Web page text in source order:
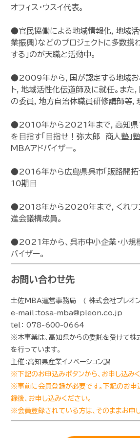
オフィス・ウスイ代表。
●官民協働による地域情報化，地域活
業振興）などのプロジェクトに多数携
する」のが天職と活動中。
●2009年から，国が認定する地域お
ト，地域活性化伝道師及に就任。また
の委員，地方自治体職員研修講師等，
●2010年から2021年まで，高知県
を目指す「目指せ！弥太郎 商人塾」
MBAアドバイザー。
●2016年から広島県呉市「販路開拓
10期目
●2018年から2020年まで，くれワ
進会議構成員。
●2021年から、呉市中小企業・小規
バイザー。
お問い合わせ先
土佐MBA運営事務局 ( 株式会社プレオ
e-mail：tosa-mba@pleon.co.jp
tel： 078-600-0664
※本事業は、高知県からの委託を受けて株
を行っています。
主催：高知県産業イノベーション課
※下記のお申込みボタンから、お申し込みく
※事前に会員登録が必要です。下記のお申
録後、お申し込みください。
※会員登録されている方は、そのままお申